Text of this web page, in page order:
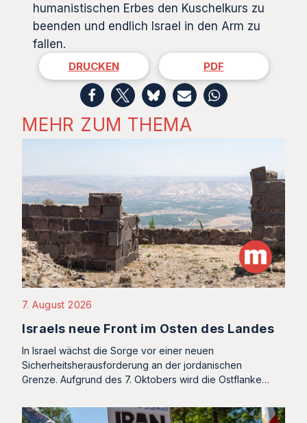
humanistischen Erbes den Kuschelkurs zu
beenden und endlich Israel in den Arm zu
fallen.
DRUCKEN PDF
MEHR ZUM THEMA
7. August 2026
Israels neue Front im Osten des Landes
In Israel wächst die Sorge vor einer neuen
Sicherheitsherausforderung an der jordanischen
Grenze. Aufgrund des 7. Oktobers wird die Ostflanke…